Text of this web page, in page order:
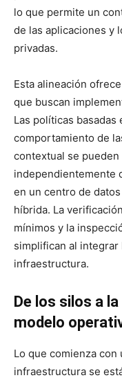
lo que permite un
de las aplicaciones y
privadas.
Esta alineación
que buscan
Las políticas
comportamiento de
contextual se
independientemente
en un centro de
híbrida. La
mínimos y la
simplifican al integrar
infraestructura.
De los silos a
modelo
Lo que comienza
infraestructura se